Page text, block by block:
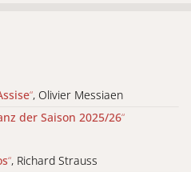
“, Olivier Messiaen
der Saison 2025/26“
“, Richard Strauss